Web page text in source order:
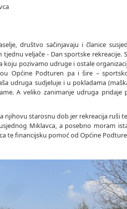
društvo sačinjavaju i članice
veljače - Dan sportske rekreacije.
pozivamo udruge i ostale
Općine Podturen pa i šire –
udruga sudjeluje i u pokladama
A veliko zanimanje udruga pridaje
njihovu starosnu dob jer rekreacija ruši
Miklavca, a posebno moram
te financijsku pomoć od Općine